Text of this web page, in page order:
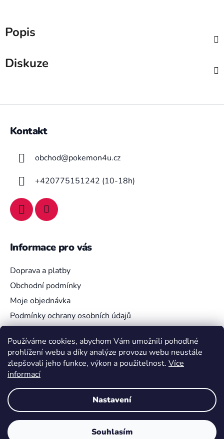
Používáme cookies, abychom Vám umožnili pohodlné
prohlížení webu a díky analýze provozu webu neustále
zlepšovali jeho funkce, výkon a použitelnost. Více
informací
Nastavení
Souhlasím
Popis
Diskuze
Kontakt
obchod@pokemon4u.cz
+420775151242 (10-18h)
Informace pro vás
Doprava a platby
Obchodní podmínky
Moje objednávka
Podmínky ochrany osobních údajů
Vyhledávání
HLEDAT
Vytvořil Shoptet